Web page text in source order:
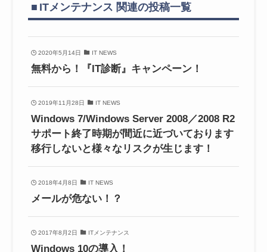
ITメンテナンス 関連の投稿一覧
2020年5月14日 IT NEWS
無料から！『IT診断』キャンペーン！
2019年11月28日 IT NEWS
Windows 7/Windows Server 2008／2008 R2
サポート終了時期が間近に近づいております
移行しないと様々なリスクが生じます！
2018年4月8日 IT NEWS
メールが危ない！？
2017年8月2日 ITメンテナンス
Windows 10の導入！